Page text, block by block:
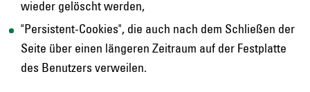
wieder gelöscht werden,
"Persistent-Cookies", die auch nach dem Schließen der
Seite über einen längeren Zeitraum auf der Festplatte
des Benutzers verweilen.